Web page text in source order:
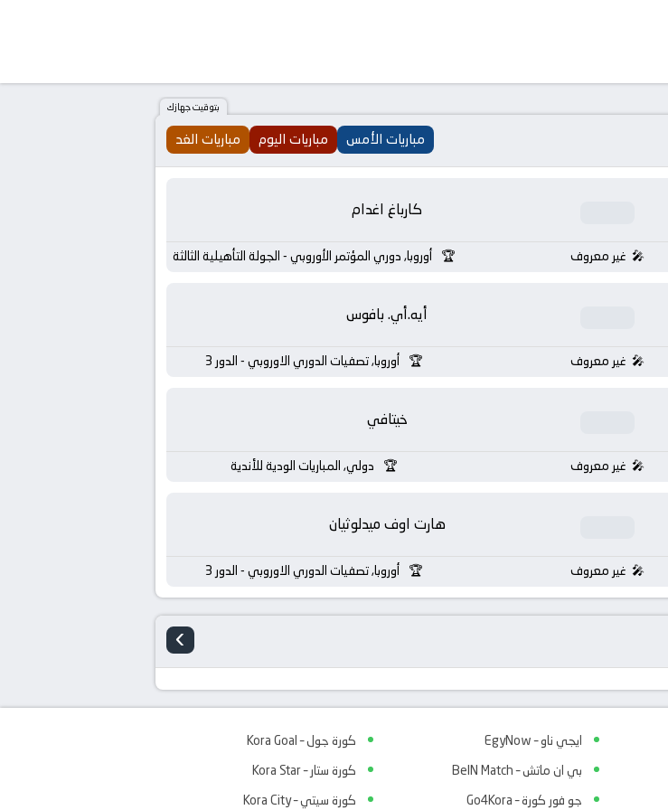
بتوقيت جهازك
مباريات الأمس مباريات اليوم مباريات الغد
كارباغ اغدام
غير معروف أوروبا, دوري المؤتمر الأوروبي - الجولة التأهيلية الثالثة
أيه.أي. بافوس
غير معروف أوروبا, تصفيات الدوري الاوروبي - الدور 3
خيتافي
غير معروف دولي, المباريات الودية للأندية
هارت اوف ميدلوثيان
غير معروف أوروبا, تصفيات الدوري الاوروبي - الدور 3
›
ايجي ناو – EgyNow
بي ان ماتش – BeIN Match
جو فور كورة – Go4Kora
كورة جول – Kora Goal
كورة ستار – Kora Star
كورة سيتي – Kora City